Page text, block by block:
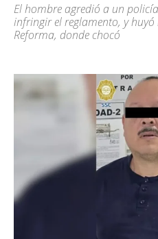
El hombre agredió a un
infringir el reglamento, y huyó
Reforma, donde chocó